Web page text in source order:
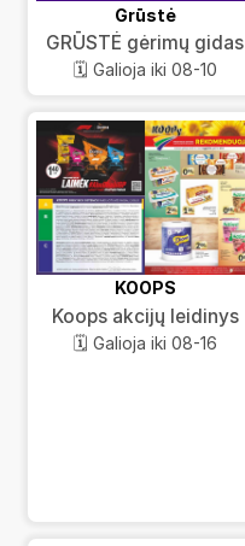
Grūstė
GRŪSTĖ gėrimų gidas
🗓️ Galioja iki 08-10
KOOPS
Koops akcijų leidinys
🗓️ Galioja iki 08-16